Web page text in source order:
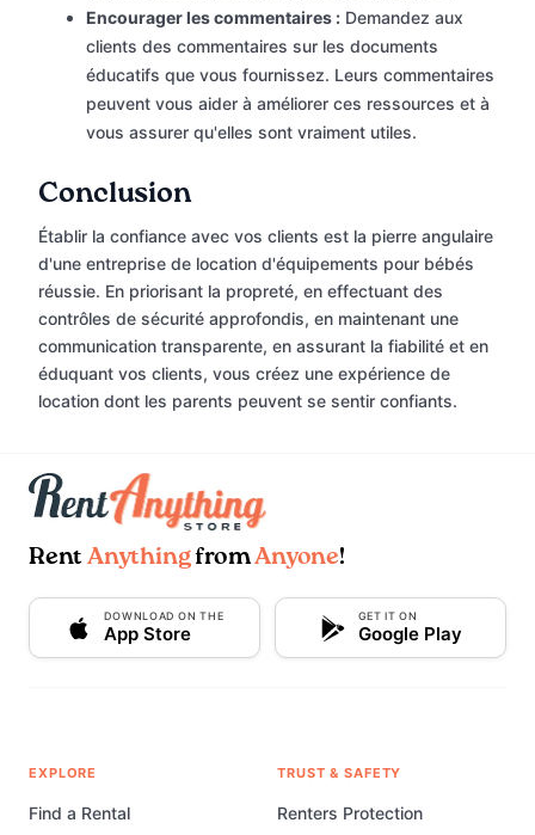
Encourager les commentaires : Demandez aux
clients des commentaires sur les documents
éducatifs que vous fournissez. Leurs commentaires
peuvent vous aider à améliorer ces ressources et à
vous assurer qu'elles sont vraiment utiles.
Conclusion
Établir la confiance avec vos clients est la pierre angulaire
d'une entreprise de location d'équipements pour bébés
réussie. En priorisant la propreté, en effectuant des
contrôles de sécurité approfondis, en maintenant une
communication transparente, en assurant la fiabilité et en
éduquant vos clients, vous créez une expérience de
location dont les parents peuvent se sentir confiants.
Rent AnythingfromAnyone!
DOWNLOAD ON THE
App Store
GET IT ON
Google Play
EXPLORE
Find a Rental
TRUST & SAFETY
Renters Protection